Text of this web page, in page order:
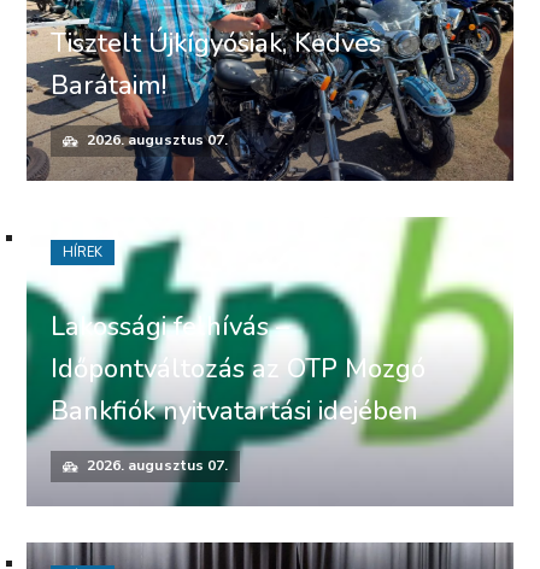
Tisztelt Újkígyósiak, Kedves
Barátaim!
2026. augusztus 07.
Lakossági felhívás –
Időpontváltozás az OTP Mozgó
Bankfiók nyitvatartási idejében
2026. augusztus 07.
HÍREK